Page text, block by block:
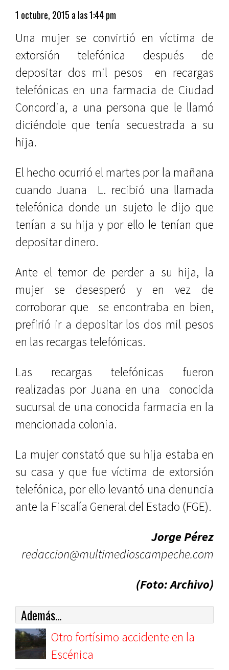
1 octubre, 2015 a las 1:44 pm
Una mujer se convirtió en víctima de
extorsión telefónica después de
depositar dos mil pesos
en recargas
telefónicas en una farmacia de Ciudad
Concordia, a una persona que le llamó
diciéndole que tenía secuestrada a su
hija.
El hecho ocurrió el martes por la mañana
cuando Juana
L. recibió una llamada
telefónica donde un sujeto le dijo que
tenían a su hija y por ello le tenían que
depositar dinero.
Ante el temor de perder a su hija, la
mujer se desesperó y en vez de
corroborar que
se encontraba en bien,
prefirió ir a depositar los dos mil pesos
en las recargas telefónicas.
Las recargas telefónicas fueron
realizadas por Juana en una
conocida
sucursal de una conocida farmacia en la
mencionada colonia.
La mujer constató que su hija estaba en
su casa y que fue víctima de extorsión
telefónica, por ello levantó una denuncia
ante la Fiscalía General del Estado (FGE).
Jorge Pérez
redaccion@multimedioscampeche.com
(Foto: Archivo)
Además...
Otro fortísimo accidente en la
Escénica